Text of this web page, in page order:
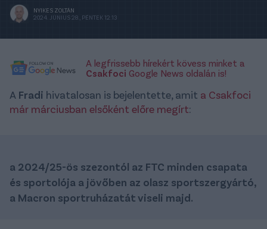
NYIKES ZOLTÁN
2024. JÚNIUS 28., PÉNTEK 12:13
A legfrissebb hírekért kövess minket a
Csakfoci Google News oldalán is!
A Fradi hivatalosan is bejelentette, amit a Csakfoci
már márciusban elsőként előre megírt:
a 2024/25-ös szezontól az FTC minden csapata
és sportolója a jövőben az olasz sportszergyártó,
a Macron sportruházatát viseli majd.